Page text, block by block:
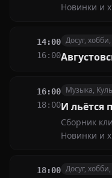
Новинки и
14:00
16:00
Досуг,
16:00
18:00
Музыка,
И льётся
Сборник
Новинки и
18:00 Досуг,